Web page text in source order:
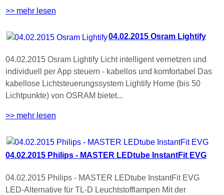
>> mehr lesen
04.02.2015 Osram Lightify
04.02.2015 Osram Lightify Licht intelligent vernetzen und
individuell per App steuern - kabellos und komfortabel Das
kabellose Lichtsteuerungssystem Lightify Home (bis 50
Lichtpunkte) von OSRAM bietet...
>> mehr lesen
04.02.2015 Philips - MASTER LEDtube InstantFit EVG
04.02.2015 Philips - MASTER LEDtube InstantFit EVG
LED-Alternative für TL-D Leuchtstofflampen Mit der